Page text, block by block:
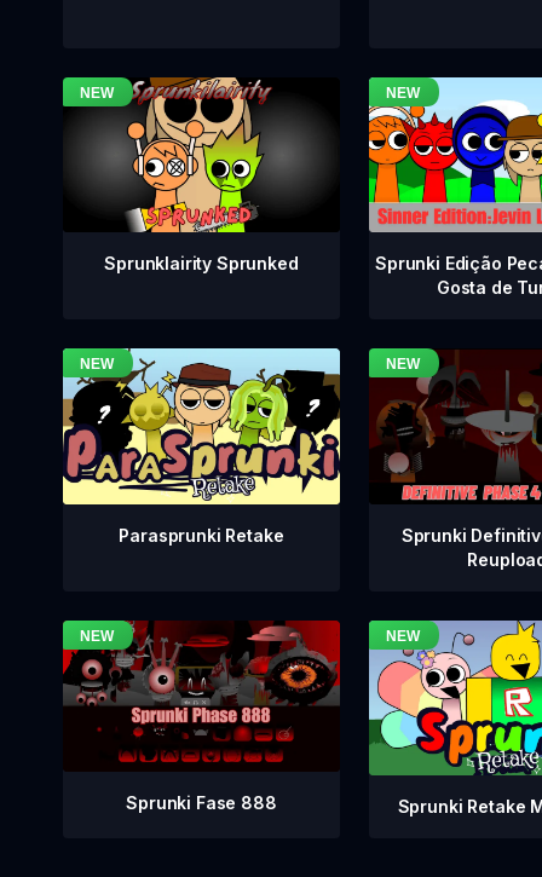
Sprunklairity Sprunked
Sprunki Edição
Gosta de
Parasprunki Retake
Sprunki
Sprunki Fase 888 Sprunki Retake